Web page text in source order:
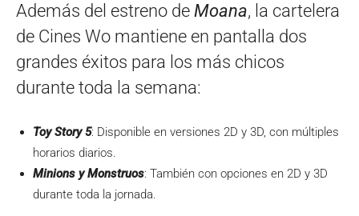
Además del estreno de Moana, la cartelera
de Cines Wo mantiene en pantalla dos
grandes éxitos para los más chicos
durante toda la semana:
Toy Story 5: Disponible en versiones 2D y 3D, con múltiples
horarios diarios.
Minions y Monstruos: También con opciones en 2D y 3D
durante toda la jornada.